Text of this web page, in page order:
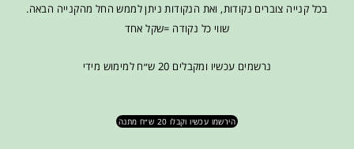
בכל קנייה צוברים נקודות, ואת הנקודות ניתן לממש החל מהקנייה הבאה.
שווי כל נקודה =שקל אחד
נרשמים עכשיו ומקבלים 20 ש״ח למימוש מידי
הירשמו עכשיו וקבלו 20 ש״ח מתנה